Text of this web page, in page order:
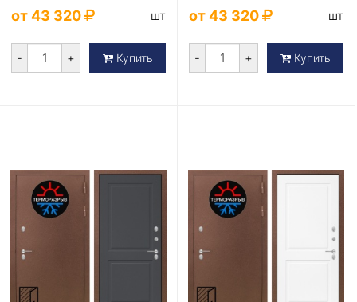
от 43 320 шт
- + Купить
от 43 320 шт
- + Купить